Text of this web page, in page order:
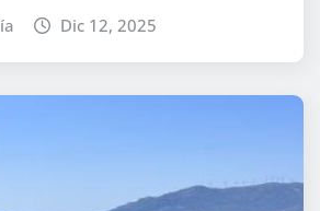
Dic 12, 2025